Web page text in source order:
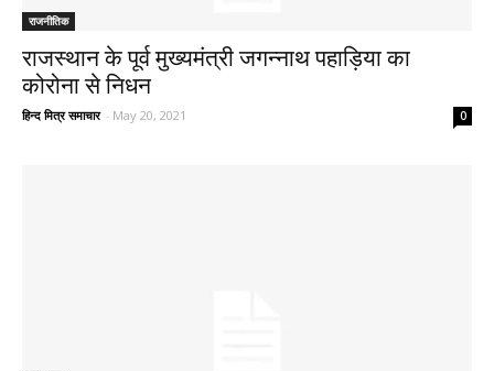
राजनीतिक
राजस्थान के पूर्व मुख्यमंत्री जगन्नाथ पहाड़िया का
कोरोना से निधन
हिन्द मित्र समाचार - May 20, 2021 0